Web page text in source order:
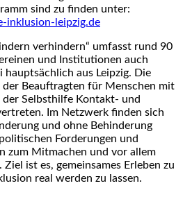
sind zu finden unter:
inklusion-leipzig.de
verhindern“ umfasst rund 90
und Institutionen auch
hauptsächlich aus Leipzig. Die
Beauftragten für Menschen mit
der Selbsthilfe Kontakt- und
Im Netzwerk finden sich
und ohne Behinderung
Forderungen und
zum Mitmachen und vor allem
ist es, gemeinsames Erleben zu
real werden zu lassen.